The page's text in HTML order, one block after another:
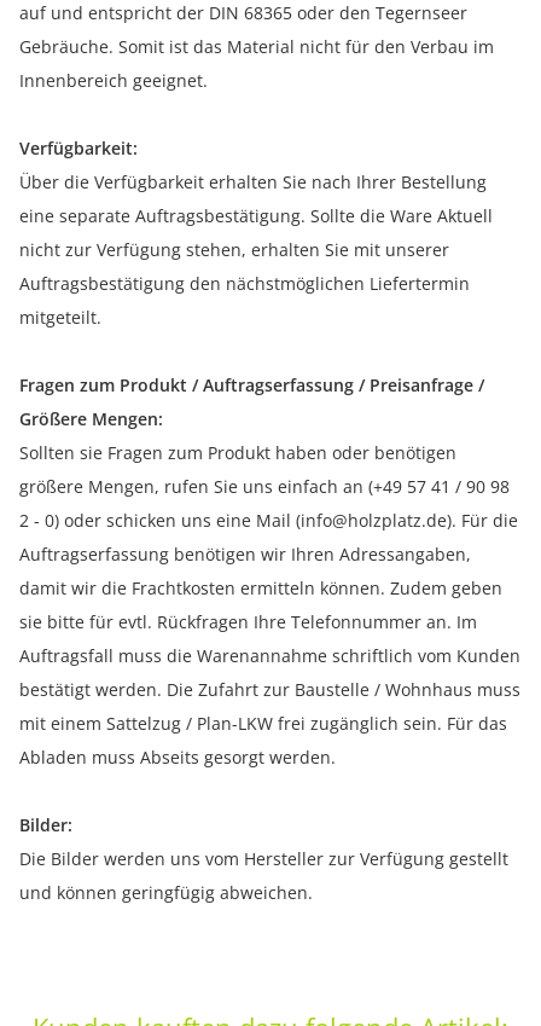
auf und entspricht der DIN 68365 oder den Tegernseer
Gebräuche. Somit ist das Material nicht für den Verbau im
Innenbereich geeignet.
Verfügbarkeit:
Über die Verfügbarkeit erhalten Sie nach Ihrer Bestellung
eine separate Auftragsbestätigung. Sollte die Ware Aktuell
nicht zur Verfügung stehen, erhalten Sie mit unserer
Auftragsbestätigung den nächstmöglichen Liefertermin
mitgeteilt.
Fragen zum Produkt / Auftragserfassung / Preisanfrage /
Größere Mengen:
Sollten sie Fragen zum Produkt haben oder benötigen
größere Mengen, rufen Sie uns einfach an (+49 57 41 / 90 98
2 - 0) oder schicken uns eine Mail (info@holzplatz.de). Für die
Auftragserfassung benötigen wir Ihren Adressangaben,
damit wir die Frachtkosten ermitteln können. Zudem geben
sie bitte für evtl. Rückfragen Ihre Telefonnummer an. Im
Auftragsfall muss die Warenannahme schriftlich vom Kunden
bestätigt werden. Die Zufahrt zur Baustelle / Wohnhaus muss
mit einem Sattelzug / Plan-LKW frei zugänglich sein. Für das
Abladen muss Abseits gesorgt werden.
Bilder:
Die Bilder werden uns vom Hersteller zur Verfügung gestellt
und können geringfügig abweichen.